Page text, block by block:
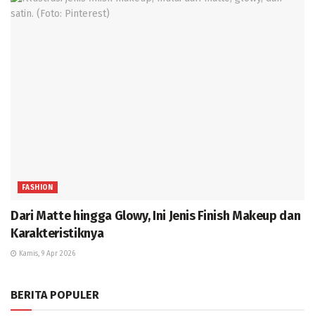
FASHION
Dari Matte hingga Glowy, Ini Jenis Finish Makeup dan
Karakteristiknya
Kamis, 9 Apr 2026
BERITA POPULER